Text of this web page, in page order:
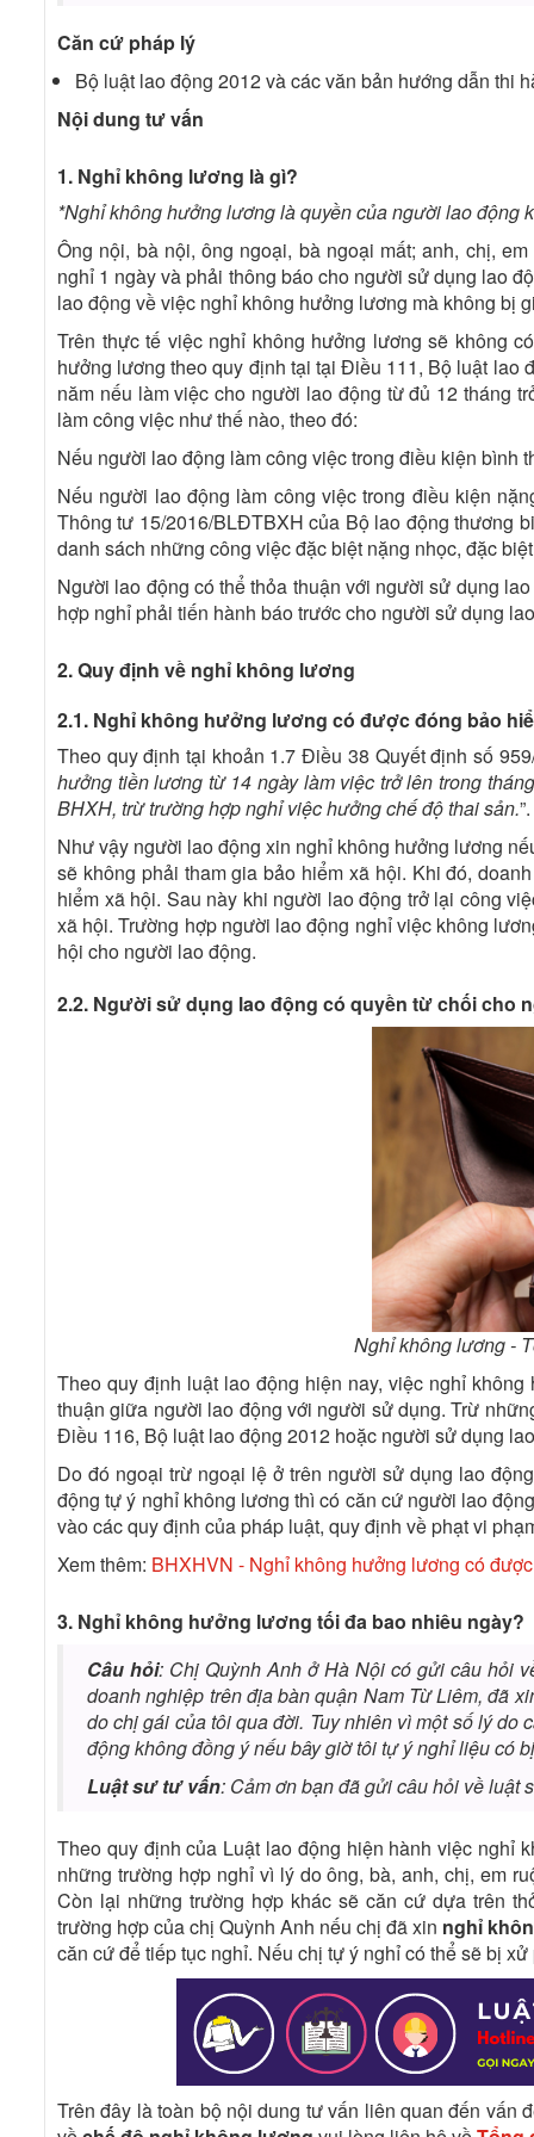
Căn cứ pháp lý
Bộ luật lao động 2012 và các văn bản hướng dẫn thi
Nội dung tư vấn
1. Nghỉ không lương là gì?
*Nghỉ không hưởng lương là quyền của người lao động
Ông nội, bà nội, ông ngoại, bà ngoại mất; anh, chị,
nghỉ 1 ngày và phải thông báo cho người sử dụng lao
lao động về việc nghỉ không hưởng lương mà không bị
Trên thực tế việc nghỉ không hưởng lương sẽ không
hưởng lương theo quy định tại tại Điều 111, Bộ luật lao
năm nếu làm việc cho người lao động từ đủ 12 tháng
làm công việc như thế nào, theo đó:
Nếu người lao động làm công việc trong điều kiện bình
Nếu người lao động làm công việc trong điều kiện
Thông tư 15/2016/BLĐTBXH của Bộ lao động thương
danh sách những công việc đặc biệt nặng nhọc, đặc
Người lao động có thể thỏa thuận với người sử dụng
hợp nghỉ phải tiến hành báo trước cho người sử dụng
2. Quy định về nghỉ không lương
2.1. Nghỉ không hưởng lương có được đóng bảo
Theo quy định tại khoản 1.7 Điều 38 Quyết định số
hưởng tiền lương từ 14 ngày làm việc trở lên trong
BHXH, trừ trường hợp nghỉ việc hưởng chế độ thai sản.”.
Như vậy người lao động xin nghỉ không hưởng lương
sẽ không phải tham gia bảo hiểm xã hội. Khi đó,
hiểm xã hội. Sau này khi người lao động trở lại công
xã hội. Trường hợp người lao động nghỉ việc không
hội cho người lao động.
2.2. Người sử dụng lao động có quyền từ chối
Nghỉ không lương -
Theo quy định luật lao động hiện nay, việc nghỉ
thuận giữa người lao động với người sử dụng. Trừ
Điều 116, Bộ luật lao động 2012 hoặc người sử dụng
Do đó ngoại trừ ngoại lệ ở trên người sử dụng lao
động tự ý nghỉ không lương thì có căn cứ người lao
vào các quy định của pháp luật, quy định về phạt vi
Xem thêm: BHXHVN - Nghỉ không hưởng lương có
3. Nghỉ không hưởng lương tối đa bao nhiêu ngày?
Câu hỏi: Chị Quỳnh Anh ở Hà Nội có gửi câu hỏi
doanh nghiệp trên địa bàn quận Nam Từ Liêm, đã
do chị gái của tôi qua đời. Tuy nhiên vì một số lý
động không đồng ý nếu bây giờ tôi tự ý nghỉ liệu có
Luật sư tư vấn: Cảm ơn bạn đã gửi câu hỏi về luật
Theo quy định của Luật lao động hiện hành việc nghỉ
những trường hợp nghỉ vì lý do ông, bà, anh, chị, em
Còn lại những trường hợp khác sẽ căn cứ dựa trên
trường hợp của chị Quỳnh Anh nếu chị đã xin nghỉ
căn cứ để tiếp tục nghỉ. Nếu chị tự ý nghỉ có thể sẽ bị
Trên đây là toàn bộ nội dung tư vấn liên quan đến vấn